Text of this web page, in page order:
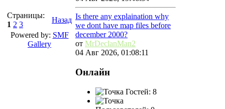
Страницы:
1 2 3
Назад
Powered by: SMF
Gallery
Is there any explaination why
we dont have map files before
december 2000?
от MrDeclanMan2
04 Авг 2026, 01:08:11
Онлайн
Гостей: 8